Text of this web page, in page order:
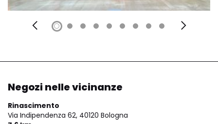
Negozi nelle vicinanze
Rinascimento
Via Indipendenza 62, 40120 Bologna